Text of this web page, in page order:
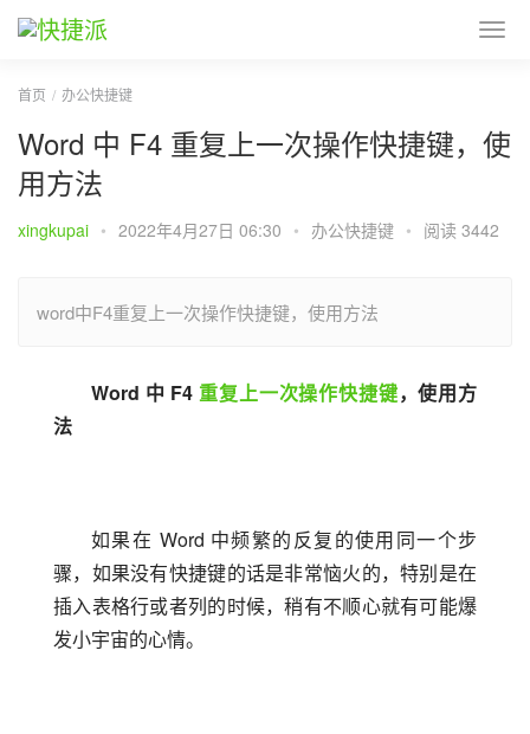
首页 办公快捷键
Word 中 F4 重复上一次操作快捷键，使
用方法
xingkupai • 2022年4月27日 06:30 • 办公快捷键 • 阅读 3442
word中F4重复上一次操作快捷键，使用方法
Word 中 F4 重复上一次操作快捷键，使用方
法
如果在 Word 中频繁的反复的使用同一个步
骤，如果没有快捷键的话是非常恼火的，特别是在
插入表格行或者列的时候，稍有不顺心就有可能爆
发小宇宙的心情。